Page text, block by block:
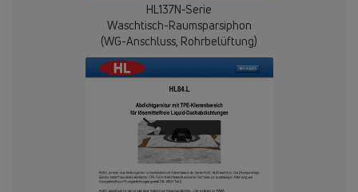
HL137N-Serie
Waschtisch-Raumsparsiphon
(WG-Anschluss, Rohrbelüftung)